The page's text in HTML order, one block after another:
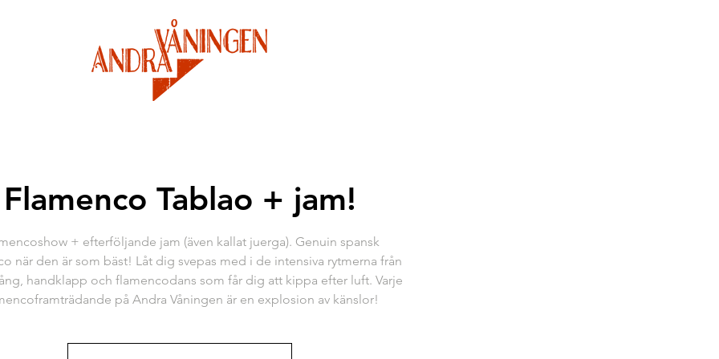
Flamenco Tablao + jam!
+ efterföljande jam (även kallat juerga). Genuin spansk
när den är som bäst! Låt dig svepas med i de intensiva rytmerna från
handklapp och flamencodans som får dig att kippa efter luft. Varje
på Andra Våningen är en explosion av känslor!